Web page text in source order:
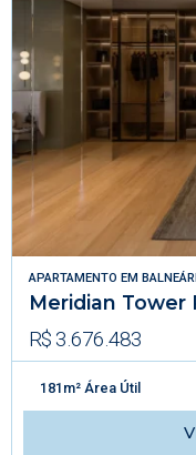
APARTAMENTO EM
Meridian Tower
R$ 3.676.483
181m² Área Útil